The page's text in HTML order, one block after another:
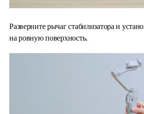
Разверните рычаг стабилизатора и
на ровную поверхность.